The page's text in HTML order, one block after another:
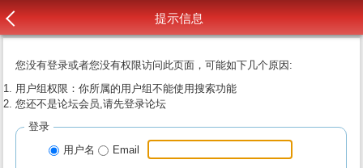
提示信息
您没有登录或者您没有权限访问此页面，可能如下几个原因:
用户组权限：你所属的用户组不能使用搜索功能
您还不是论坛会员,请先登录论坛
登录
用户名
Email